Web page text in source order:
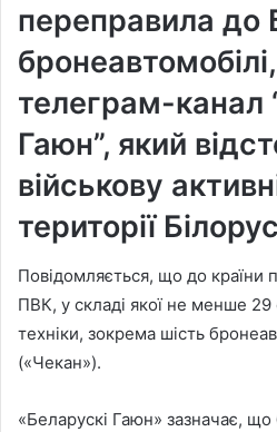
переправила до
телеграм-канал
Гаюн”, який
військову
території
Повідомляється, що до країни
ПВК, у складі якої не менше
техніки, зокрема шість
(«Чекан»).
«Беларускі Гаюн» зазначає,